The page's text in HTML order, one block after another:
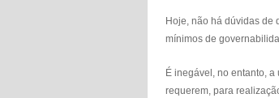
Hoje, não há dúvidas de
mínimos de
É inegável, no entanto,
requerem, para